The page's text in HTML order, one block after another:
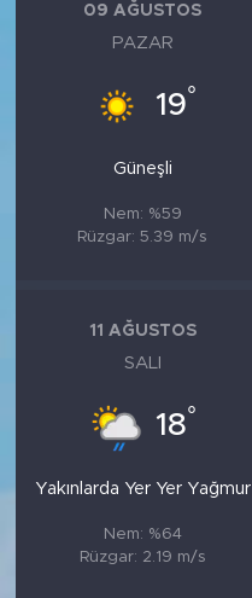
09 AĞUSTOS
PAZAR
19°
Güneşli
Nem: %59
Rüzgar: 5.39 m/s
11 AĞUSTOS
SALI
18°
Yakınlarda Yer Yer Yağmur
Nem: %64
Rüzgar: 2.19 m/s